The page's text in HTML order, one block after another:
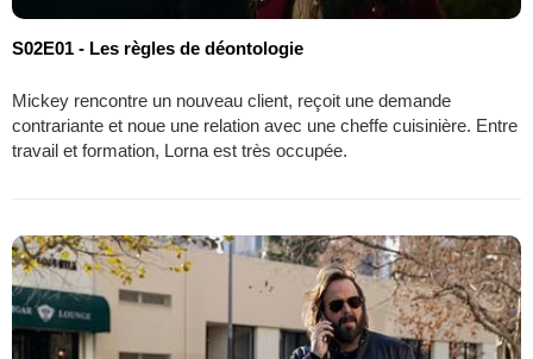
S02E01 - Les règles de déontologie
Mickey rencontre un nouveau client, reçoit une demande
contrariante et noue une relation avec une cheffe cuisinière. Entre
travail et formation, Lorna est très occupée.